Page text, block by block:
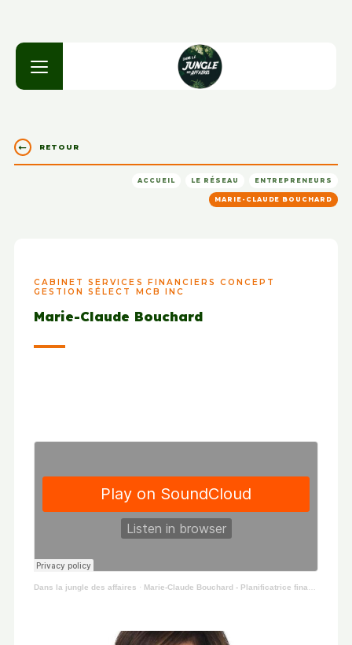
RETOUR
ACCUEIL LE RÉSEAU ENTREPRENEURS
MARIE-CLAUDE BOUCHARD
CABINET SERVICES FINANCIERS CONCEPT
GESTION SÉLECT MCB INC
Marie-Claude Bouchard
Dans la jungle des affaires · Marie-Claude Bouchard - Planificatrice financières chez Concept Gestion Select MCB inc. 10 Mai 2019